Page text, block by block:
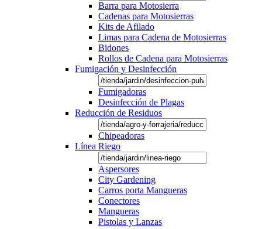
Barra para Motosierra
Cadenas para Motosierras
Kits de Afilado
Limas para Cadena de Motosierras
Bidones
Rollos de Cadena para Motosierras
Fumigación y Desinfección
Fumigadoras
Desinfección de Plagas
Reducción de Residuos
Chipeadoras
Línea Riego
Aspersores
City Gardening
Carros porta Mangueras
Conectores
Mangueras
Pistolas y Lanzas